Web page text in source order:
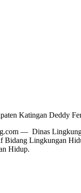
Katingan Deddy
— Dinas
Bidang Lingkungan
Hidup.